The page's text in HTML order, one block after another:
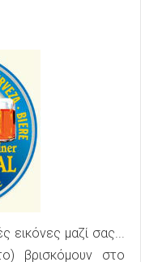
εικόνες μαζί σας...
βρισκόμουν στο